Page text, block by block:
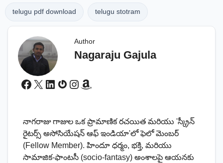
telugu pdf download telugu stotram
Author
Nagaraju Gajula
Facebook
X LinkedIn
Gravatar
Instagram
Amazon
నాగరాజు గాజుల ఒక ప్రామాణిక రచయిత మరియు 'స్క్రీన్
రైటర్స్ అసోసియేషన్ ఆఫ్ ఇండియా'లో ఫెలో మెంబర్
(Fellow Member). హిందూ ధర్మం, భక్తి, మరియు
సామాజిక-ఫాంటసీ (socio-fantasy) అంశాలపై ఆయనకు